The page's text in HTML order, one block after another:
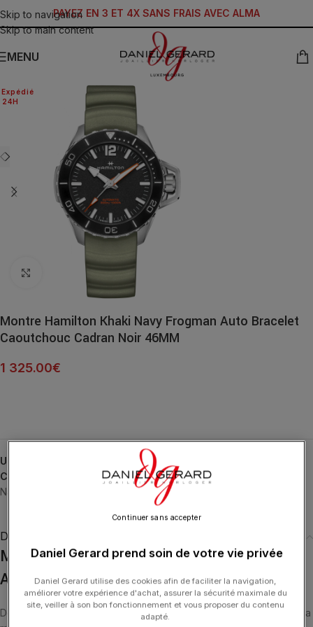
Skip to navigation
Skip to main content
PAYEZ EN 3 ET 4X SANS FRAIS AVEC ALMA
MENU
24H
Expédié
Click to enlarge
Montre Hamilton Khaki Navy Frogman Auto Bracelet
Caoutchouc Cadran Noir 46MM
1 325.00€
UGS :
Catégories :
24H-HAMILTON, HAMILTON, HORLOGERIE
Navy
Description
Montre Hamilton Khaki Navy Frogman
Automatique 46mm
Dotée d’un look audacieux, la Khaki Navy Frogman Automatic est la
Daniel Gerard prend soin de votre vie privée
Daniel Gerard utilise des cookies afin de faciliter la navigation,
améliorer votre expérience d'achat, assurer la sécurité maximale du
site, veiller à son bon fonctionnement et vous proposer du contenu
adapté.
Continuer sans accepter